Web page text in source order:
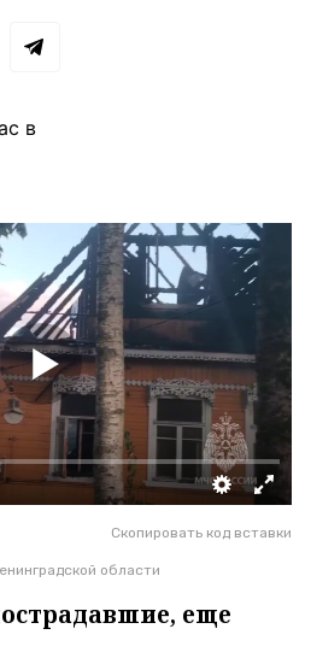
в
Скопировать код вставки
области
еще